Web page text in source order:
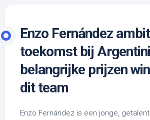
Enzo Fernández
toekomst bij
belangrijke prijzen
dit team
Enzo Fernández is een jonge,